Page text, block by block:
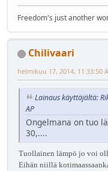
Freedom's just another
Chilivaari
helmikuu 17, 2014, 11:33:50
Lainaus käyttäjältä:
AP
Ongelmana on tuo
30,....
Tuollainen lämpö jo voi
Eihän niillä